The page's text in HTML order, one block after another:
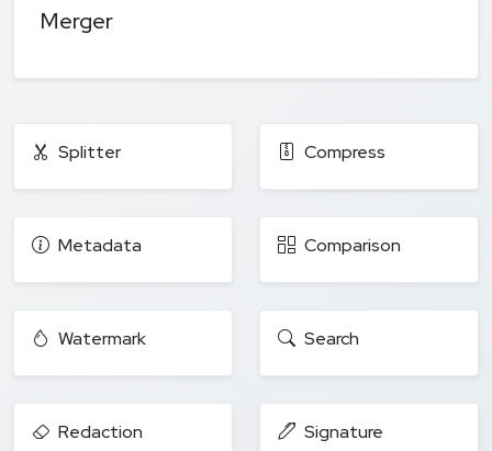
Merger
Splitter Compress
Metadata Comparison
Watermark Search
Redaction Signature